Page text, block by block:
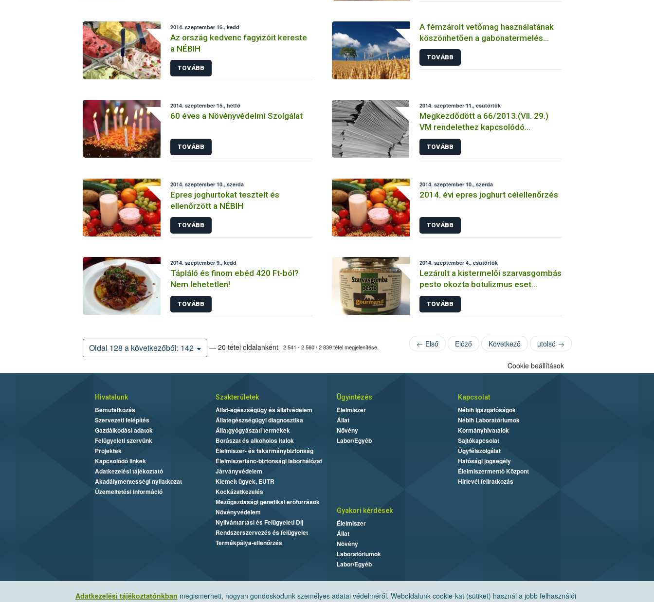
2014. szeptember 16., kedd
Az ország kedvenc fagyizóit kereste
a NÉBIH
TOVÁBB
A fémzárolt vetőmag használatának
köszönhetően a gabonatermelés
stabil ágazata hazánk
mezőgazdaságának
TOVÁBB
2014. szeptember 15., hétfő
60 éves a Növényvédelmi Szolgálat
TOVÁBB
2014. szeptember 11., csütörtök
Megkezdődött a 66/2013.(VII. 29.)
VM rendelethez kapcsolódó
támogatási határozatok postázása.
TOVÁBB
2014. szeptember 10., szerda
Epres joghurtokat tesztelt és
ellenőrzött a NÉBIH
TOVÁBB
2014. szeptember 10., szerda
2014. évi epres joghurt célellenőrzés
TOVÁBB
2014. szeptember 9., kedd
Tápláló és finom ebéd 420 Ft-ból?
Nem lehetetlen!
TOVÁBB
2014. szeptember 4., csütörtök
Lezárult a kistermelői szarvasgombás
pesto okozta botulizmus eset
kivizsgálása
TOVÁBB
Oldal 128 a következőből: 142 — 20 tétel oldalanként 2 541 - 2 560 / 2 839 tétel megjelenítése. ← Első Előző Következő utolsó →
Adatkezelési tájékoztatónkban megismerheti, hogyan gondoskodunk személyes adatai védelméről. Weboldalunk cookie-kat (sütiket) használ a jobb felhasználói
Cookie beállítások
Hivatalunk
Bemutatkozás
Szervezeti felépítés
Gazdálkodási adatok
Felügyeleti szervünk
Projektek
Kapcsolódó linkek
Adatkezelési tájékoztató
Akadálymentességi nyilatkozat
Üzemeltetési információ
Szakterületek
Állat-egészségügy és állatvédelem
Állategészségügyi diagnosztika
Állatgyógyászati termékek
Borászat és alkoholos italok
Élelmiszer- és takarmánybiztonság
Élelmiszerlánc-biztonsági laborhálózat
Járványvédelem
Kiemelt ügyek, EUTR
Kockázatkezelés
Mezőgazdasági genetikai erőforrások
Növényvédelem
Nyilvántartási és Felügyeleti Díj
Rendszerszervezés és felügyelet
Termékpálya-ellenőrzés
Ügyintézés
Élelmiszer
Állat
Növény
Labor/Egyéb
Kapcsolat
Nébih Igazgatóságok
Nébih Laboratóriumok
Kormányhivatalok
Sajtókapcsolat
Ügyfélszolgálat
Hatósági jogsegély
Élelmiszermentő Központ
Hírlevél feliratkozás
Gyakori kérdések
Élelmiszer
Állat
Növény
Laboratóriumok
Labor/Egyéb